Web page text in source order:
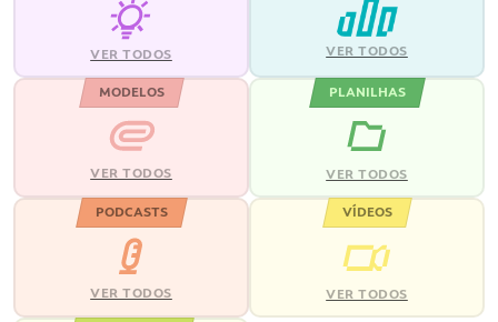
VER TODOS VER TODOS
MODELOS
VER TODOS
PLANILHAS
VER TODOS
PODCASTS
VER TODOS
VÍDEOS
VER TODOS